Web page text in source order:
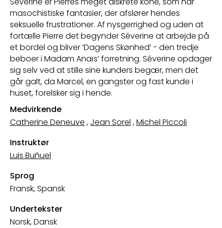
masochistiske fantasier, der afslører hendes
seksuelle frustrationer. Af nysgerrighed og uden at
fortælle Pierre det begynder Séverine at arbejde på
et bordel og bliver ‘Dagens Skønhed’ - den tredje
beboer i Madam Anaïs’ forretning. Séverine opdager
sig selv ved at stille sine kunders begær, men det
går galt, da Marcel, en gangster og fast kunde i
huset, forelsker sig i hende.
Medvirkende
Catherine Deneuve , Jean Sorel ,Michel Piccoli
Instruktør
Luis Buñuel
Sprog
Fransk, Spansk
Undertekster
Norsk, Dansk